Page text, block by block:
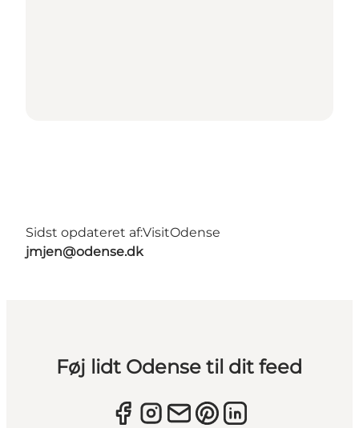
Sidst opdateret af:VisitOdense
jmjen@odense.dk
Føj lidt Odense til dit feed